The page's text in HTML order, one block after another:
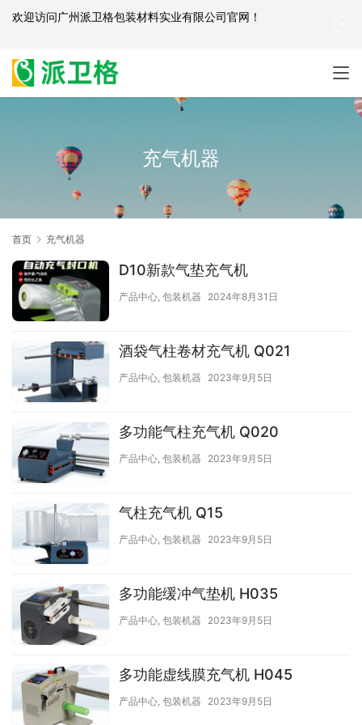
充气机器
首页 充气机器
D10新款气垫充气机
产品中心, 包装机器 2024年8月31日
酒袋气柱卷材充气机 Q021
产品中心, 包装机器 2023年9月5日
多功能气柱充气机 Q020
产品中心, 包装机器 2023年9月5日
气柱充气机 Q15
产品中心, 包装机器 2023年9月5日
多功能缓冲气垫机 H035
产品中心, 包装机器 2023年9月5日
多功能虚线膜充气机 H045
产品中心, 包装机器 2023年9月5日
欢迎访问广州派卫格包装材料实业有限公司官网 ！